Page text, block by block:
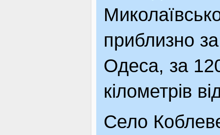
ОГОЛОШЕННЯ
приблизно за
Одеса, за
кілометрів
Село